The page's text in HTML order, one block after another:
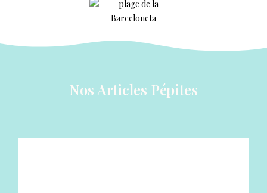
Nos Articles Pépites